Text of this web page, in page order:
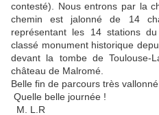
contesté). Nous entrons par la
chemin est jalonné de 14
représentant les 14 stations
classé monument historique
devant la tombe de Toulouse-
château de Malromé.
Belle fin de parcours très
Quelle belle journée !
M. L.R